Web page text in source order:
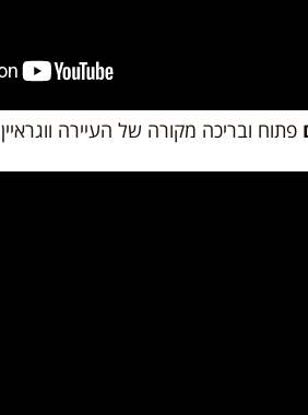
פתוח ובריכה מקורה של העיירה ווגראיין